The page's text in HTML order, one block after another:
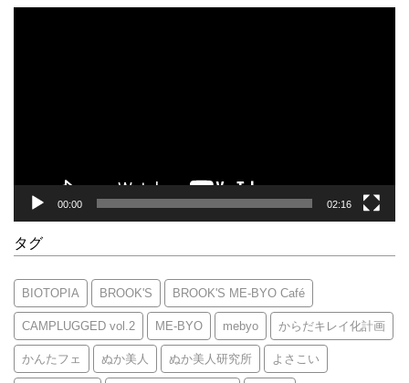
00:00 02:16
タグ
BIOTOPIA BROOK'S BROOK'S ME-BYO Café
CAMPLUGGED vol.2 ME-BYO mebyo からだキレイ化計画
かんたフェ ぬか美人 ぬか美人研究所 よさこい